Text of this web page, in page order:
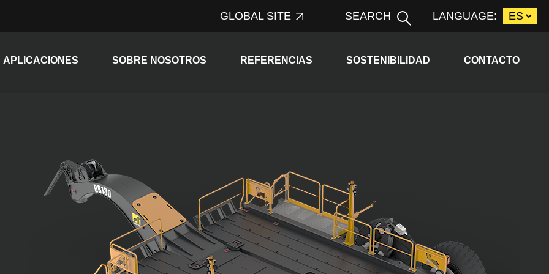
GLOBAL SITE SEARCH LANGUAGE:
child menu
APLICACIONES Expand child menu
SOBRE NOSOTROS Expand child menu
REFERENCIAS Expand child menu
SOSTENIBILIDAD CONTACTO